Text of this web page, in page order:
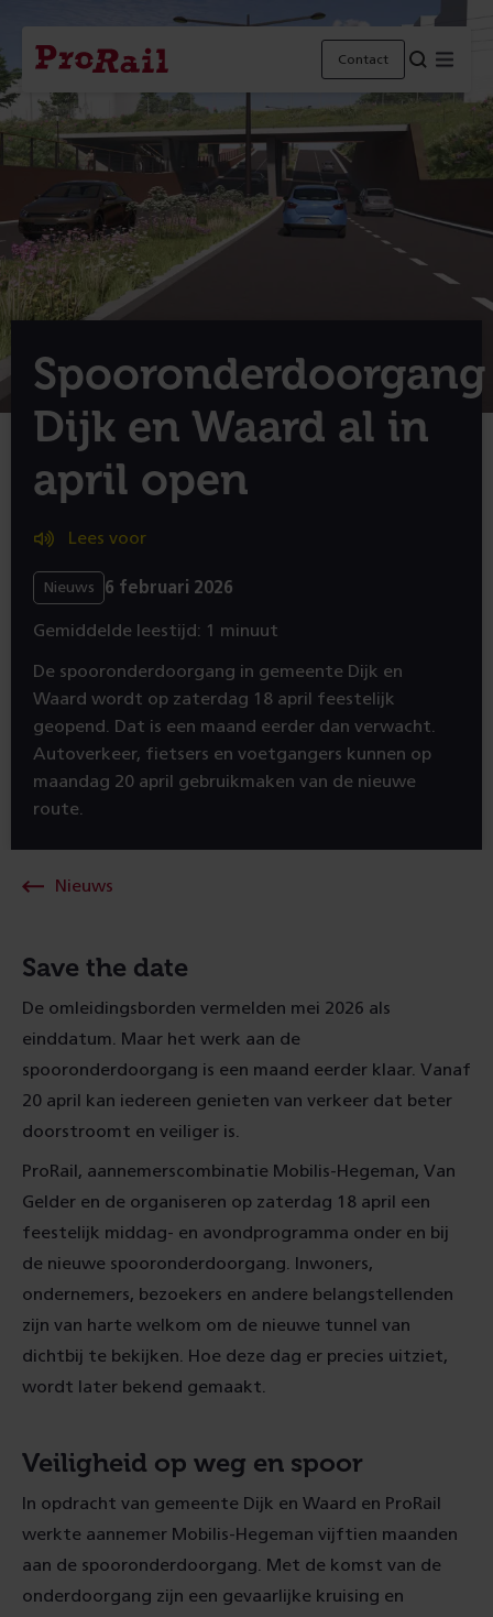
Navigatie
Homepage
ProRail
Contact
Spooronderdoorgang
Dijk en Waard al in
april open
Lees voor
Nieuws 6 februari 2026
Gemiddelde leestijd: 1 minuut
De spooronderdoorgang in gemeente Dijk en
Waard wordt op zaterdag 18 april feestelijk
geopend. Dat is een maand eerder dan verwacht.
Autoverkeer, fietsers en voetgangers kunnen op
maandag 20 april gebruikmaken van de nieuwe
route.
Nieuws
Save the date
De omleidingsborden vermelden mei 2026 als
einddatum. Maar het werk aan de
spooronderdoorgang is een maand eerder klaar. Vanaf
20 april kan iedereen genieten van verkeer dat beter
doorstroomt en veiliger is.
ProRail, aannemerscombinatie Mobilis-Hegeman, Van
Gelder en de organiseren op zaterdag 18 april een
feestelijk middag- en avondprogramma onder en bij
de nieuwe spooronderdoorgang. Inwoners,
ondernemers, bezoekers en andere belangstellenden
zijn van harte welkom om de nieuwe tunnel van
dichtbij te bekijken. Hoe deze dag er precies uitziet,
wordt later bekend gemaakt.
Veiligheid op weg en spoor
In opdracht van gemeente Dijk en Waard en ProRail
werkte aannemer Mobilis-Hegeman vijftien maanden
aan de spooronderdoorgang. Met de komst van de
onderdoorgang zijn een gevaarlijke kruising en